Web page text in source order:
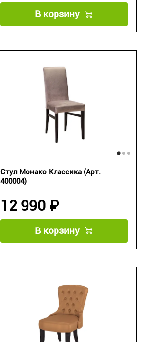
В корзину
Стул Монако Классика (Арт.
400004)
12 990 ₽
В корзину